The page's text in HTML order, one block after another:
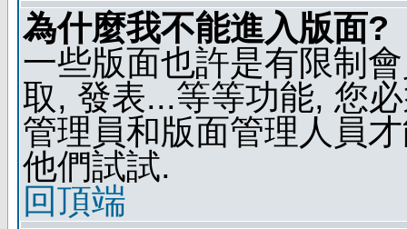
為什麼我不能進入版面?
一些版面也許是有限制
取, 發表...等等功能, 您
管理員和版面管理人員
他們試試.
回頂端